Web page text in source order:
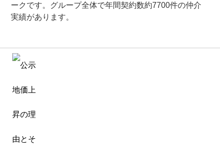
ークです。グループ全体で年間契約数約7700件の仲介
実績があります。